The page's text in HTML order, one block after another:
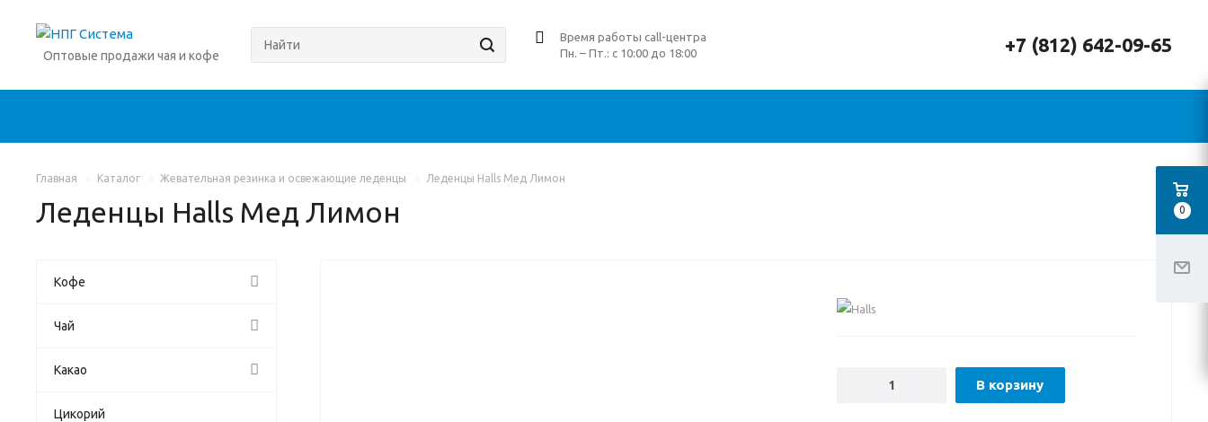
Оптовые продажи чая и кофе
+7 (812) 642-09-65
Время работы call-центра
Пн. – Пт.: с 10:00 до 18:00
Главная Каталог Жевательная резинка и освежающие леденцы Леденцы Halls Мед Лимон
Леденцы Halls Мед Лимон
В корзину
Кофе
Чай
Какао
Цикорий
0